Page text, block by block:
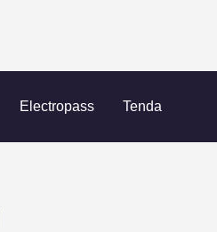
Electropass Tenda
Tangent - Chevron